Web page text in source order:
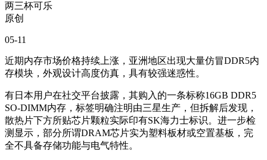
两三杯可乐
原创
05-11
近期内存市场价格持续上涨，亚洲地区出现大量仿冒DDR5内
存模块，外观设计高度仿真，具有较强迷惑性。
有日本用户在社交平台披露，其购入的一条标称16GB DDR5
SO-DIMM内存，标签明确注明由三星生产，但拆解后发现，
散热片下方所贴芯片颗粒实际印有SK海力士标识。进一步检
测显示，部分所谓DRAM芯片实为塑料板材或空置基板，完
全不具备存储功能与电气特性。